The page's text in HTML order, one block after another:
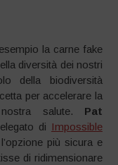
la carne fake
diversità dei nostri
della biodiversità
per accelerare la
salute. Pat
di Impossible
più sicura e
di ridimensionare